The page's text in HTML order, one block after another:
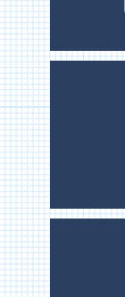
籍
圖
實
價
登
錄
未
辦
繼
承
網
站
導